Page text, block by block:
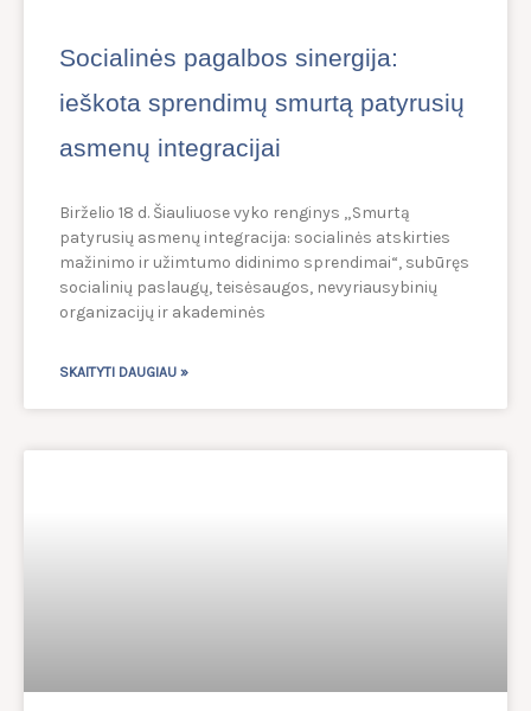
Socialinės pagalbos sinergija:
ieškota sprendimų smurtą patyrusių
asmenų integracijai
Birželio 18 d. Šiauliuose vyko renginys „Smurtą
patyrusių asmenų integracija: socialinės atskirties
mažinimo ir užimtumo didinimo sprendimai“, subūręs
socialinių paslaugų, teisėsaugos, nevyriausybinių
organizacijų ir akademinės
SKAITYTI DAUGIAU »